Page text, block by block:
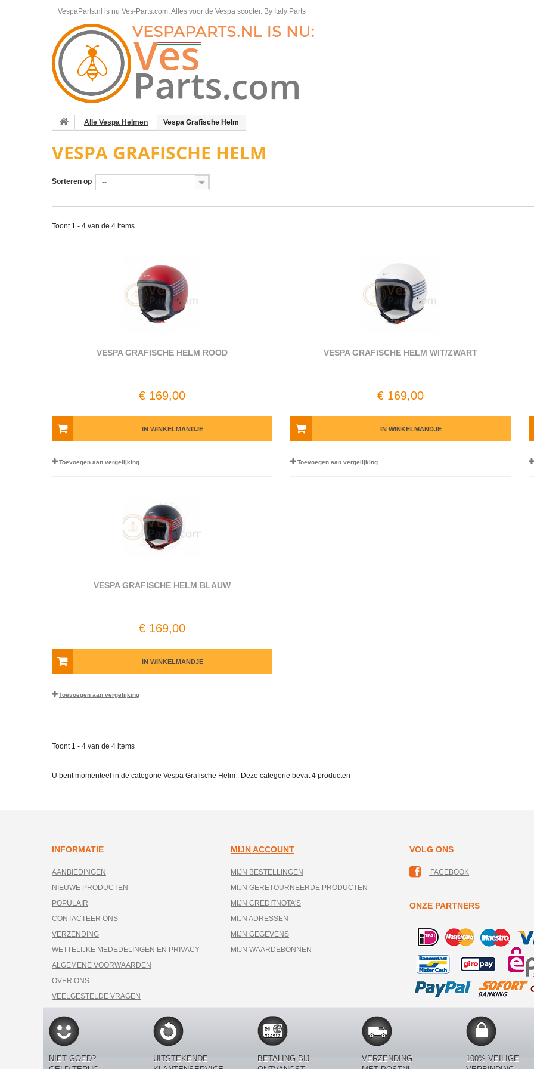
VespaParts.nl is nu Ves-Parts.com: Alles voor de Vespa scooter. By Italy Parts
Alle Vespa Helmen Vespa Grafische Helm
VESPA GRAFISCHE HELM
Sorteren op --
Toont 1 - 4 van de 4 items
VESPA GRAFISCHE HELM ROOD
€ 169,00
IN WINKELMANDJE
Toevoegen aan vergelijking
VESPA GRAFISCHE HELM WIT/ZWART
€ 169,00
IN WINKELMANDJE
Toevoegen aan vergelijking
VESPA GRAFISCHE HELM BLAUW
€ 169,00
IN WINKELMANDJE
Toevoegen aan vergelijking
Toont 1 - 4 van de 4 items
U bent momenteel in de categorie Vespa Grafische Helm . Deze categorie bevat4 producten
INFORMATIE
AANBIEDINGEN
NIEUWE PRODUCTEN
POPULAIR
CONTACTEER ONS
VERZENDING
WETTELIJKE MEDEDELINGEN EN PRIVACY
ALGEMENE VOORWAARDEN
OVER ONS
VEELGESTELDE VRAGEN
MIJN ACCOUNT
MIJN BESTELLINGEN
MIJN GERETOURNEERDE PRODUCTEN
MIJN CREDITNOTA'S
MIJN ADRESSEN
MIJN GEGEVENS
MIJN WAARDEBONNEN
VOLG ONS
FACEBOOK
ONZE PARTNERS
NIET GOED?
UITSTEKENDE
BETALING BIJ
VERZENDING
100% VEILIGE